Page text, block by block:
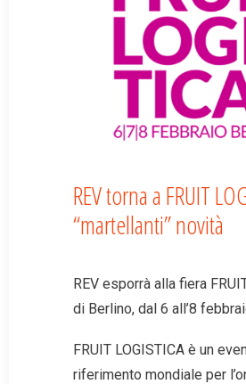
REV torna a FRUIT
“martellanti” novità
REV esporrà alla fiera
di Berlino, dal 6 all’8
FRUIT LOGISTICA è un
riferimento mondiale per